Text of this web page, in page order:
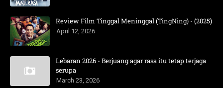
Review Film Tinggal Meninggal (TingNing) - (2025)
April 12, 2026
Lebaran 2026 - Berjuang agar rasa itu tetap terjaga
serupa
March 23, 2026